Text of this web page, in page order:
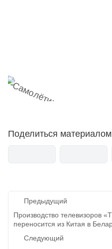
Поделиться
Навигация
по
записям
Предыдущий
Производство телевизоров
переносится из Китая в
Следующий